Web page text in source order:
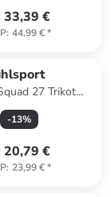
33,39 €
: 44,99 €*
27 Trikot
in Grün
-13%
20,79 €
: 23,99 €*